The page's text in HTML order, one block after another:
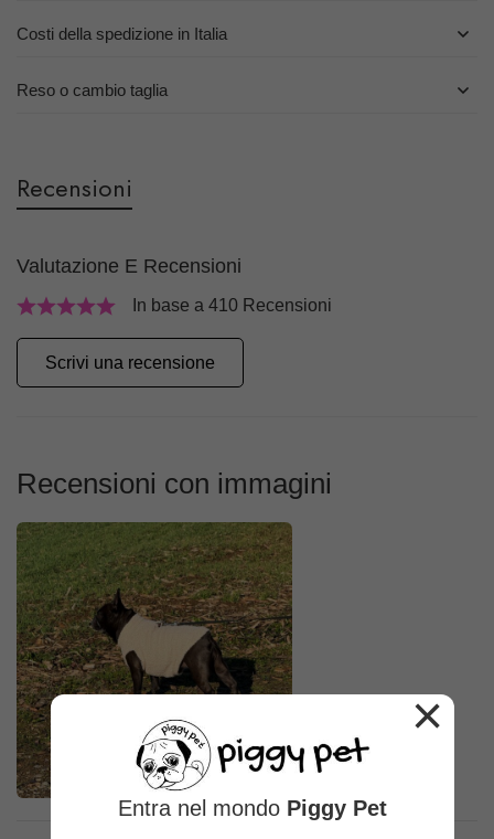
Costi della spedizione in Italia
Reso o cambio taglia
Recensioni
Valutazione E Recensioni
In base a 410 Recensioni
Scrivi una recensione
Recensioni con immagini
×
Entra nel mondo Piggy Pet